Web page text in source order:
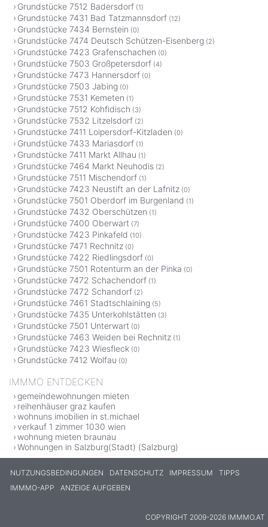
Grundstücke 7512 Badersdorf (1)
Grundstücke 7431 Bad Tatzmannsdorf (12)
Grundstücke 7434 Bernstein (0)
Grundstücke 7474 Deutsch Schützen-Eisenberg (2)
Grundstücke 7423 Grafenschachen (0)
Grundstücke 7503 Großpetersdorf (4)
Grundstücke 7473 Hannersdorf (0)
Grundstücke 7503 Jabing (0)
Grundstücke 7531 Kemeten (1)
Grundstücke 7512 Kohfidisch (3)
Grundstücke 7532 Litzelsdorf (2)
Grundstücke 7411 Loipersdorf-Kitzladen (0)
Grundstücke 7433 Mariasdorf (1)
Grundstücke 7411 Markt Allhau (1)
Grundstücke 7464 Markt Neuhodis (2)
Grundstücke 7511 Mischendorf (1)
Grundstücke 7423 Neustift an der Lafnitz (0)
Grundstücke 7501 Oberdorf im Burgenland (1)
Grundstücke 7432 Oberschützen (1)
Grundstücke 7400 Oberwart (7)
Grundstücke 7423 Pinkafeld (10)
Grundstücke 7471 Rechnitz (0)
Grundstücke 7422 Riedlingsdorf (0)
Grundstücke 7501 Rotenturm an der Pinka (0)
Grundstücke 7472 Schachendorf (1)
Grundstücke 7472 Schandorf (2)
Grundstücke 7461 Stadtschlaining (5)
Grundstücke 7435 Unterkohlstätten (3)
Grundstücke 7501 Unterwart (0)
Grundstücke 7463 Weiden bei Rechnitz (1)
Grundstücke 7423 Wiesfleck (0)
Grundstücke 7412 Wolfau (0)
IMMMO ENTDECKEN
gemeindewohnungen mieten
reihenhäuser graz kaufen
wohnuns imobilien in st.michael
verkauf 1 zimmer 1030 wien
wohnung mieten braunau
Wohnungen in Salzburg(Stadt) (Salzburg)
NUTZUNGSBEDINGUNGEN DATENSCHUTZ IMPRESSUM
TIPPS
IMMMO-APP
ANZEIGE AUFGEBEN
COPYRIGHT 2009-2026 IMMMO.AT